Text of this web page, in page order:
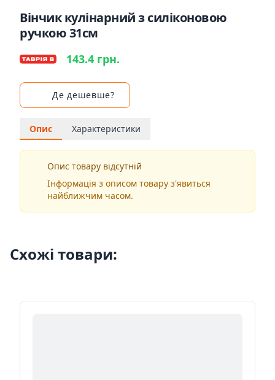
Вінчик кулінарний з силіконовою
ручкою 31см
143.4 грн.
Де дешевше?
Опис Характеристики
Опис товару відсутній
Інформація з описом товару з'явиться
найближчим часом.
Схожі товари: